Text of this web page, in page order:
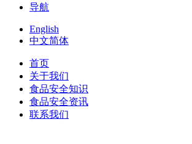
导航
English
中文简体
首页
关于我们
食品安全知识
食品安全资讯
联系我们